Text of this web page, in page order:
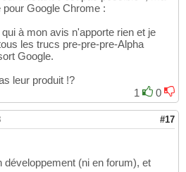
Google Chrome :
à mon avis n'apporte rien et je
les trucs pre-pre-pre-Alpha
Google.
leur produit !?
1
0
#17
développement (ni en forum), et